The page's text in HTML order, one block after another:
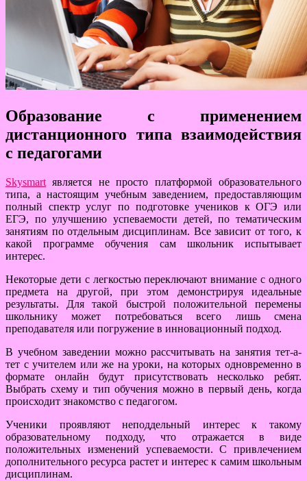
Образование с применением
дистанционного типа взаимодействия
с педагогами
Skysmart является не просто платформой образовательного
типа, а настоящим учебным заведением, предоставляющим
полный спектр услуг по подготовке учеников к ОГЭ или
ЕГЭ, по улучшению успеваемости детей, по тематическим
занятиям по отдельным дисциплинам. Все зависит от того, к
какой программе обучения сам школьник испытывает
интерес.
Некоторые дети с легкостью переключают внимание с одного
предмета на другой, при этом демонстрируя идеальные
результаты. Для такой быстрой положительной перемены
школьнику может потребоваться всего лишь смена
преподавателя или погружение в инновационный подход.
В учебном заведении можно рассчитывать на занятия тет-а-
тет с учителем или же на уроки, на которых одновременно в
формате онлайн будут присутствовать несколько ребят.
Выбрать схему и тип обучения можно в первый день, когда
происходит знакомство с педагогом.
Ученики проявляют неподдельный интерес к такому
образовательному подходу, что отражается в виде
положительных изменений успеваемости. С привлечением
дополнительного ресурса растет и интерес к самим школьным
дисциплинам.